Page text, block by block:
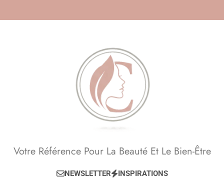
Beauté, Esthétique,
Anti-Âge
Votre Référence Pour La Beauté Et Le Bien-Être
NEWSLETTER INSPIRATIONS